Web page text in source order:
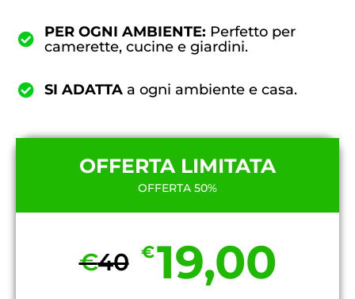
PER OGNI AMBIENTE: Perfetto per
camerette, cucine e giardini.
SI ADATTA a ogni ambiente e casa.
OFFERTA LIMITATA
OFFERTA 50%
€40 €19,00